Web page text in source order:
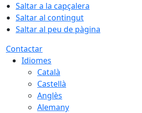
Saltar a la capçalera
Saltar al contingut
Saltar al peu de pàgina
Contactar
Idiomes
Català
Castellà
Anglès
Alemany